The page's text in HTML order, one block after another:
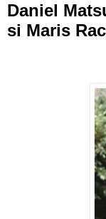
Daniel
si Maris